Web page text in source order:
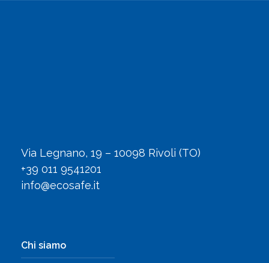
Via Legnano, 19 – 10098 Rivoli (TO)
+39 011 9541201
info@ecosafe.it
Chi siamo